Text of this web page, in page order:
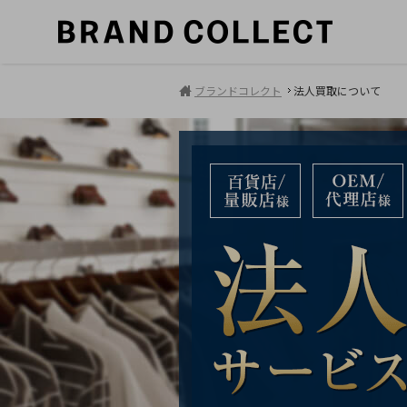
ブランドコレクト 法人買取について